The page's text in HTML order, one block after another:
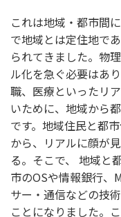
これは地域・都市間
で地域とは定住地で
られてきました。物
ル化を急ぐ必要はあ
職、医療といったリ
いために、地域から
です。地域住民と都
から、リアルに顔が
る。そこで、 地域と
市のOSや情報銀行、
サー・通信などの技
ことになりました。